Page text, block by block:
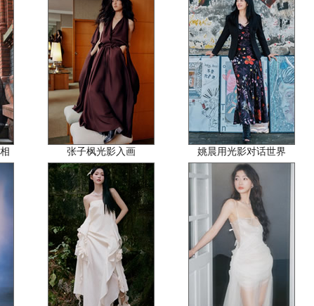
张子枫光影入画 姚晨用光影对话世界